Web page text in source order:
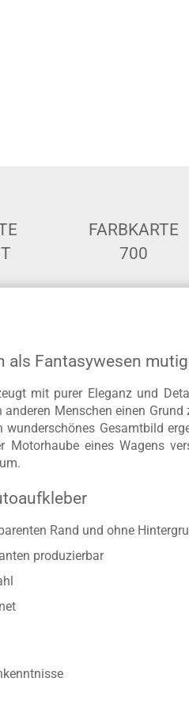
FARBKARTE
700
als Fantasywesen
mit purer Eleganz und
Menschen einen
Gesamtbild
Motorhaube eines Wagens
Rand und ohne
produzierbar